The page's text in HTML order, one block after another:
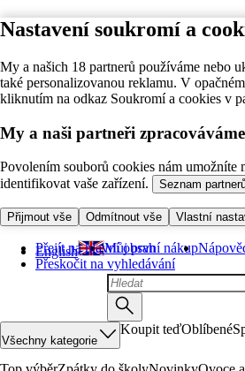
Nastavení soukromí a
My a našich 18 partnerů používáme nebo
také personalizovanou reklamu. V
kliknutím na odkaz Soukromí a cookies v
My a naši partneři
Povolením souborů cookies nám umožníte
identifikovat vaše zařízení.
Seznam
Přijmout vše Odmítnout vše Vlastní
Přejít na hlavní obsah
Přeskočit na vyhledávání
English Můj první nákup
Všechny kategorie
Koupit teďOblíbené